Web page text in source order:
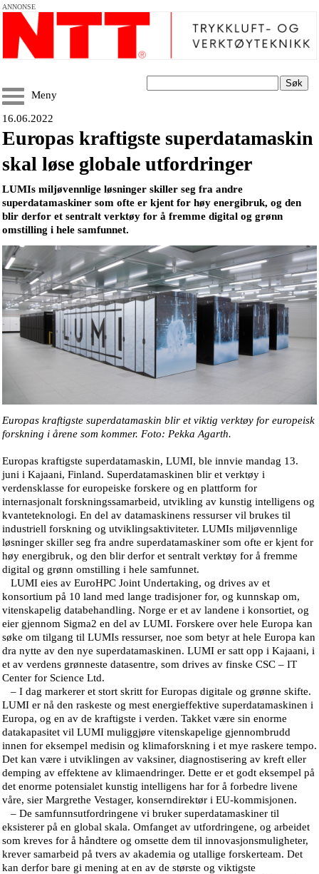
ANNONSE
Søk
Meny
16.06.2022
Europas kraftigste superdatamaskin
skal løse globale utfordringer
LUMIs miljøvennlige løsninger skiller seg fra andre
superdatamaskiner som ofte er kjent for høy energibruk, og den
blir derfor et sentralt verktøy for å fremme digital og grønn
omstilling i hele samfunnet.
Europas kraftigste superdatamaskin blir et viktig verktøy for europeisk
forskning i årene som kommer. Foto: Pekka Agarth.
Europas kraftigste superdatamaskin, LUMI, ble innvie mandag 13.
juni i Kajaani, Finland. Superdatamaskinen blir et verktøy i
verdensklasse for europeiske forskere og en plattform for
internasjonalt forskningssamarbeid, utvikling av kunstig intelligens og
kvanteteknologi. En del av datamaskinens ressurser vil brukes til
industriell forskning og utviklingsaktiviteter. LUMIs miljøvennlige
løsninger skiller seg fra andre superdatamaskiner som ofte er kjent for
høy energibruk, og den blir derfor et sentralt verktøy for å fremme
digital og grønn omstilling i hele samfunnet.
LUMI eies av EuroHPC Joint Undertaking, og drives av et
konsortium på 10 land med lange tradisjoner for, og kunnskap om,
vitenskapelig databehandling. Norge er et av landene i konsortiet, og
eier gjennom Sigma2 en del av LUMI. Forskere over hele Europa kan
søke om tilgang til LUMIs ressurser, noe som betyr at hele Europa kan
dra nytte av den nye superdatamaskinen. LUMI er satt opp i Kajaani, i
et av verdens grønneste datasentre, som drives av finske CSC – IT
Center for Science Ltd.
– I dag markerer et stort skritt for Europas digitale og grønne skifte.
LUMI er nå den raskeste og mest energieffektive superdatamaskinen i
Europa, og en av de kraftigste i verden. Takket være sin enorme
datakapasitet vil LUMI muliggjøre vitenskapelige gjennombrudd
innen for eksempel medisin og klimaforskning i et mye raskere tempo.
Det kan være i utviklingen av vaksiner, diagnostisering av kreft eller
demping av effektene av klimaendringer. Dette er et godt eksempel på
det enorme potensialet kunstig intelligens har for å forbedre livene
våre, sier Margrethe Vestager, konserndirektør i EU-kommisjonen.
– De samfunnsutfordringene vi bruker superdatamaskiner til
eksisterer på en global skala. Omfanget av utfordringene, og arbeidet
som kreves for å håndtere og omsette dem til innovasjonsmuligheter,
krever samarbeid på tvers av akademia og utallige forskerteam. Det
kan derfor bare gi mening at en av de største og viktigste